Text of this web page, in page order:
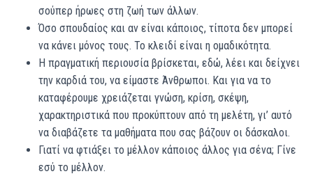
σούπερ ήρωες στη ζωή των άλλων.
Όσο σπουδαίος και αν είναι κάποιος, τίποτα δεν μπορεί
να κάνει μόνος τους. Το κλειδί είναι η ομαδικότητα.
Η πραγματική περιουσία βρίσκεται, εδώ, λέει και δείχνει
την καρδιά του, να είμαστε Άνθρωποι. Και για να το
καταφέρουμε χρειάζεται γνώση, κρίση, σκέψη,
χαρακτηριστικά που προκύπτουν από τη μελέτη, γι’ αυτό
να διαβάζετε τα μαθήματα που σας βάζουν οι δάσκαλοι.
Γιατί να φτιάξει το μέλλον κάποιος άλλος για σένα; Γίνε
εσύ το μέλλον.